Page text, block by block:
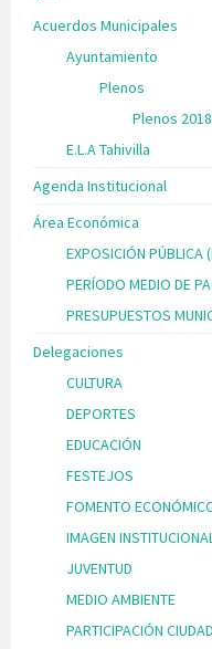
Acuerdos Municipales
Ayuntamiento
Plenos
Plenos 2018
E.L.A Tahivilla
Agenda Institucional
Área Económica
EXPOSICIÓN
PERÍODO MEDIO DE
PRESUPUESTOS
Delegaciones
CULTURA
DEPORTES
EDUCACIÓN
FESTEJOS
FOMENTO
IMAGEN
JUVENTUD
MEDIO AMBIENTE
PARTICIPACIÓN